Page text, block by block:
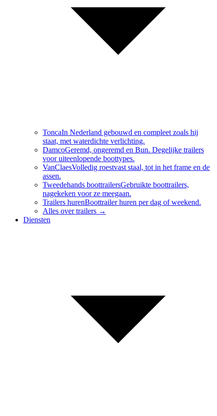
ToncaIn Nederland gebouwd en compleet zoals hij
staat, met waterdichte verlichting.
DamcoGeremd, ongeremd en Bun. Degelijke trailers
voor uiteenlopende boottypes.
VanClaesVolledig roestvast staal, tot in het frame en de
assen.
Tweedehands boottrailersGebruikte boottrailers,
nagekeken voor ze meegaan.
Trailers hurenBoottrailer huren per dag of weekend.
Alles overtrailers →
Diensten